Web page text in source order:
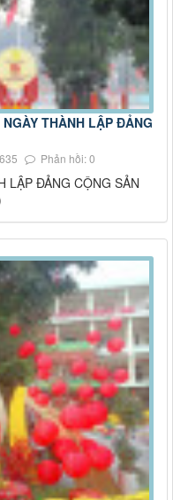
THÀNH LẬP ĐẢNG
Phản hồi: 0
LẬP ĐẢNG CỘNG SẢN